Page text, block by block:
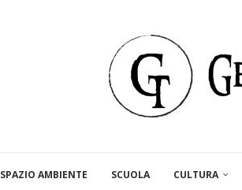
AMBIENTE SCUOLA CULTURA